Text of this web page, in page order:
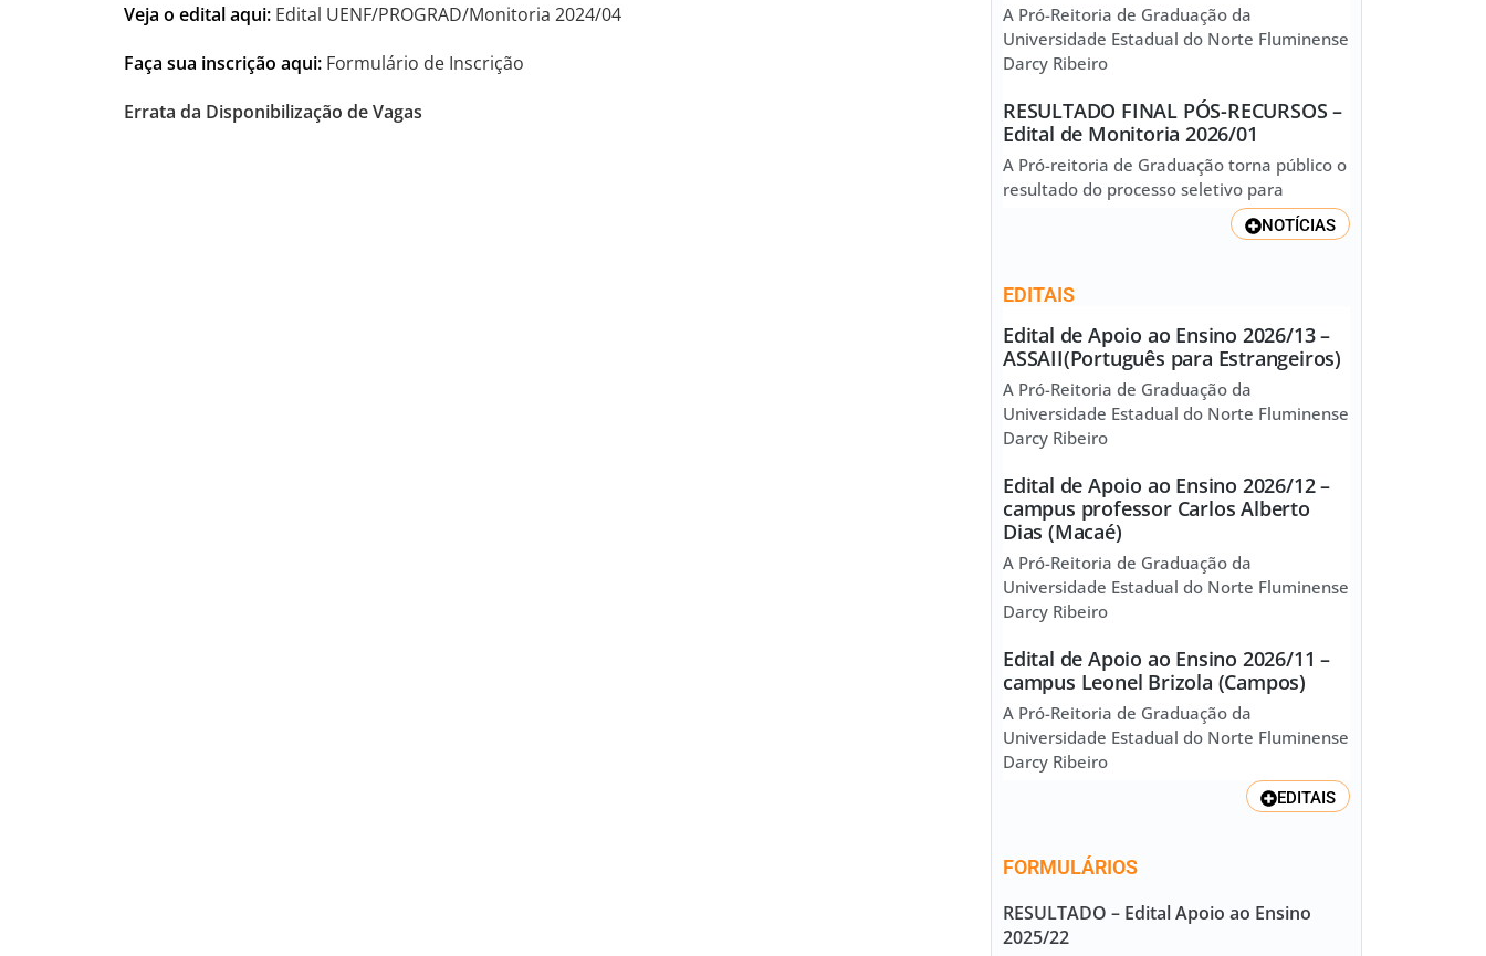
Veja o edital aqui: Edital UENF/PROGRAD/Monitoria 2024/04
Faça sua inscrição aqui: Formulário de Inscrição
Errata da Disponibilização de Vagas
A Pró-Reitoria de Graduação da
Universidade Estadual do Norte Fluminense
Darcy Ribeiro
RESULTADO FINAL PÓS-RECURSOS –
Edital de Monitoria 2026/01
A Pró-reitoria de Graduação torna público o
resultado do processo seletivo para
NOTÍCIAS
EDITAIS
Edital de Apoio ao Ensino 2026/13 –
ASSAII(Português para Estrangeiros)
A Pró-Reitoria de Graduação da
Universidade Estadual do Norte Fluminense
Darcy Ribeiro
Edital de Apoio ao Ensino 2026/12 –
campus professor Carlos Alberto
Dias (Macaé)
A Pró-Reitoria de Graduação da
Universidade Estadual do Norte Fluminense
Darcy Ribeiro
Edital de Apoio ao Ensino 2026/11 –
campus Leonel Brizola (Campos)
A Pró-Reitoria de Graduação da
Universidade Estadual do Norte Fluminense
Darcy Ribeiro
EDITAIS
FORMULÁRIOS
RESULTADO – Edital Apoio ao Ensino
2025/22